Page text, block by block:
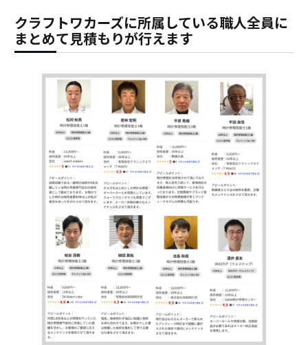
クラフトワカーズに所属している職人全員に
まとめて見積もりが行えます